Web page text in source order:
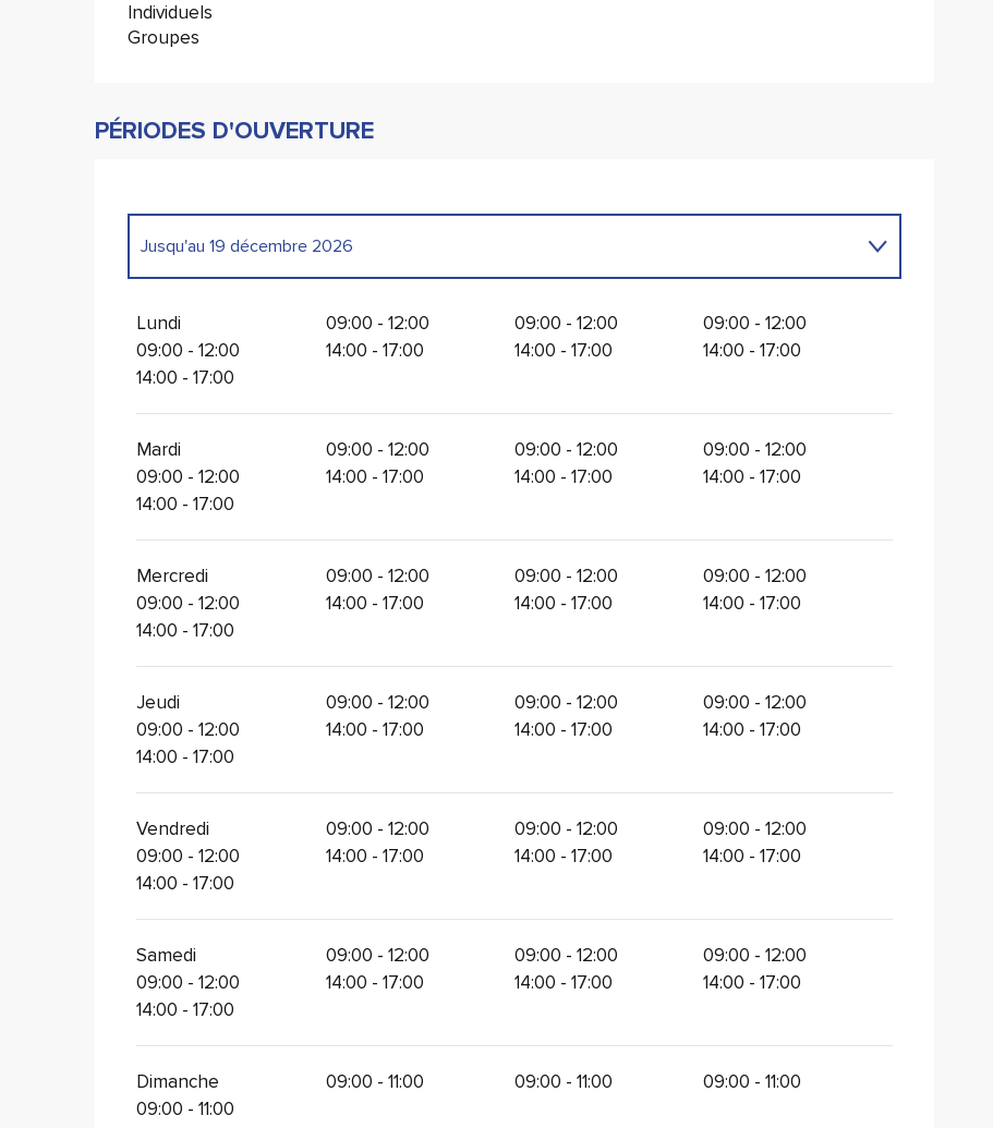
Individuels
Groupes
PÉRIODES D'OUVERTURE
Jusqu'au 19 décembre 2026
Lundi 09:00 - 12:00 09:00 - 12:00
09:00 - 12:00
09:00 - 12:00
14:00 - 17:00 14:00 - 17:00
14:00 - 17:00
14:00 - 17:00
Mardi 09:00 - 12:00 09:00 - 12:00
09:00 - 12:00
09:00 - 12:00
14:00 - 17:00 14:00 - 17:00
14:00 - 17:00
14:00 - 17:00
Mercredi 09:00 - 12:00 09:00 - 12:00
09:00 - 12:00
09:00 - 12:00
14:00 - 17:00 14:00 - 17:00
14:00 - 17:00
14:00 - 17:00
Jeudi 09:00 - 12:00 09:00 - 12:00
09:00 - 12:00
09:00 - 12:00
14:00 - 17:00 14:00 - 17:00
14:00 - 17:00
14:00 - 17:00
Vendredi 09:00 - 12:00 09:00 - 12:00
09:00 - 12:00
09:00 - 12:00
14:00 - 17:00 14:00 - 17:00
14:00 - 17:00
14:00 - 17:00
Samedi 09:00 - 12:00 09:00 - 12:00
09:00 - 12:00
09:00 - 12:00
14:00 - 17:00 14:00 - 17:00
14:00 - 17:00
14:00 - 17:00
Dimanche 09:00 - 11:00 09:00 - 11:00
09:00 - 11:00
09:00 - 11:00